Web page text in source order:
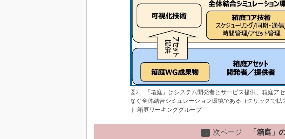
図2 「箱庭」はシステム開発者とサービス提供、箱庭ア
なぐ全体結合シミュレーション環境である（クリックで拡
ト 箱庭ワーキンググループ
→ 次ページ 「箱庭」